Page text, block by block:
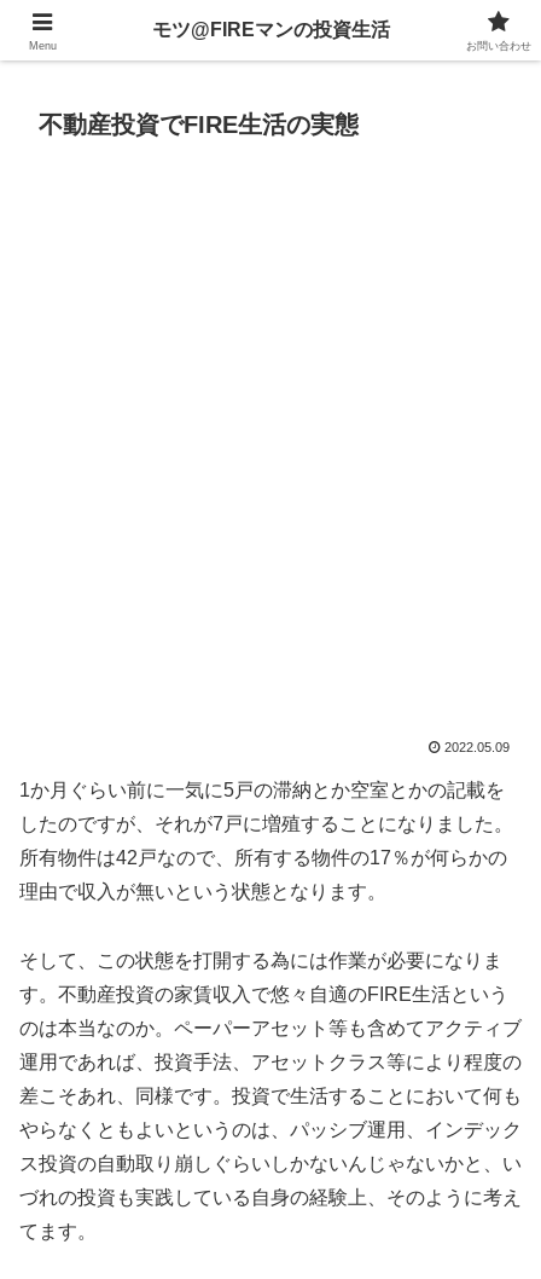
不動産、投資信託、暗号資産、株式、等々への投資について
不動産投資でFIRE生活の実態
2022.05.09
1か月ぐらい前に一気に5戸の滞納とか空室とかの記載を
したのですが、それが7戸に増殖することになりました。
所有物件は42戸なので、所有する物件の17％が何らかの
理由で収入が無いという状態となります。
そして、この状態を打開する為には作業が必要になりま
す。不動産投資の家賃収入で悠々自適のFIRE生活という
のは本当なのか。ペーパーアセット等も含めてアクティブ
運用であれば、投資手法、アセットクラス等により程度の
差こそあれ、同様です。投資で生活することにおいて何も
やらなくともよいというのは、パッシブ運用、インデック
ス投資の自動取り崩しぐらいしかないんじゃないかと、い
づれの投資も実践している自身の経験上、そのように考え
てます。
Menu
モツ@FIREマンの投資生活
お問い合わせ